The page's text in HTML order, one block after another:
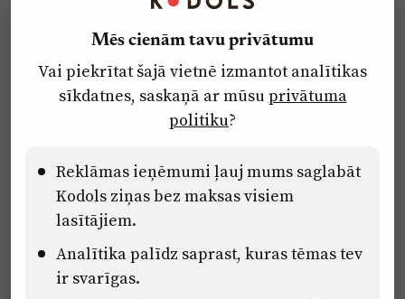
Privātuma politika
Ētikas kodekss
Pārredzamības paziņojumi
Eiropas Savienības Atveseļošanas un noturības mehānisma plāna
2.2. reformu un investīciju virziena “Uzņēmumu digitālā
transformācija un inovācijas” 2.2.1.5.i. investīcijas “Mediju nozares
uzņēmumu digitālās transformācijas veicināšana” pasākuma
Mēs cienām tavu privātumu
Vai piekrītat šajā vietnē izmantot analītikas
sīkdatnes, saskaņā ar mūsuprivātuma
politiku?
Reklāmas ieņēmumi ļauj mums saglabāt
Kodols ziņas bez maksas visiem
lasītājiem.
Analītika palīdz saprast, kuras tēmas tev
ir svarīgas.